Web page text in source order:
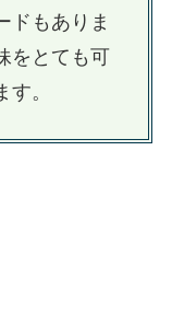
ドもありま
をとても可
。